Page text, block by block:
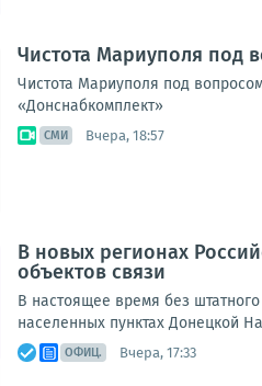
Чистота Мариуполя под
Чистота Мариуполя под
«Донснабкомплект»
СМИ Вчера, 18:57
В новых регионах
объектов связи
В настоящее время без
населенных пунктах Донецкой
ОФИЦ. Вчера, 17:33